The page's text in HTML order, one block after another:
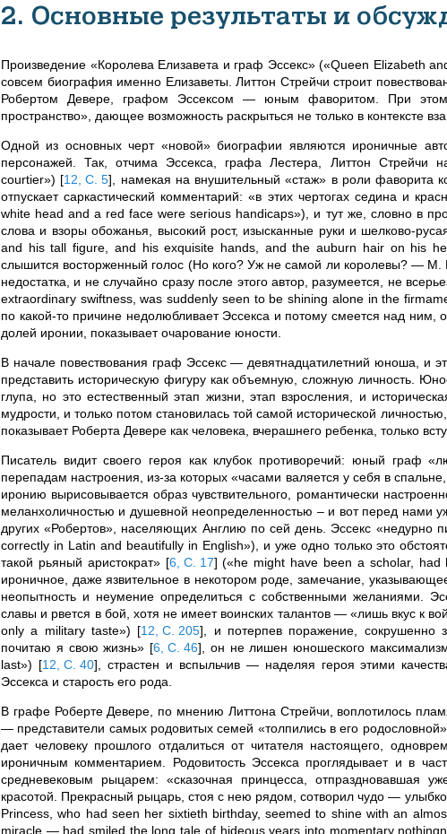
2. Основные результаты и
Произведение «Королева Елизавета и граф Эссекс» («Queen Elizabeth
совсем биография именно Елизаветы. Литтон Стрейчи строит
Робертом Девере, графом Эссексом — юным фаворитом. При этом
пространство», дающее возможность раскрыться не только в контексте
Одной из основных черт «новой» биографии являются ироничные
персонажей. Так, отчима Эссекса, графа Лестера, Литтон Стрейчи
courtier») [12, С. 5] , намекая на внушительный «стаж» в роли фаворита
отпускает саркастический комментарий: «в этих чертогах седина и
white head and a red face were serious handicaps»), и тут же, словно в
слова и взоры обожанья, высокий рост, изысканные руки и шелково-
and his tall figure, and his exquisite hands, and the auburn hair on his
слышится восторженный голос (Но кого? Уж не самой ли королевы? — М.
недостатка, и не случайно сразу после этого автор, разумеется, не
extraordinary swiftness, was suddenly seen to be shining alone in the
по какой-то причине недолюбливает Эссекса и потому смеется над ним,
долей иронии, показывает очарование юности.
В начале повествования граф Эссекс — девятнадцатилетний юноша, и
представить историческую фигуру как объемную, сложную личность.
глупа, но это естественный этап жизни, этап взросления, и
мудрости, и только потом становилась той самой исторической
показывает Роберта Девере как человека, вчерашнего ребенка, только
Писатель видит своего героя как клубок противоречий: юный граф
перепадам настроения, из-за которых «часами валяется у себя в
иронию вырисовывается образ чувствительного, романтически
меланхоличностью и душевной неопределенностью – и вот перед нами
других «Робертов», населяющих Англию по сей день. Эссекс «недурно
correctly in Latin and beautifully in English»), и уже одно только это
такой рьяный аристократ» [6, С. 17] («he might have been a scholar,
ироничное, даже язвительное в некотором роде, замечание,
неопытность и неумение определиться с собственными желаниями.
славы и рвется в бой, хотя не имеет воинских талантов — «лишь вкус к
only a military taste») [12, С. 205] , и потерпев поражение,
почитаю я свою жизнь» [6, С. 46] , он не лишен юношеского
last») [12, С. 40] , страстен и вспыльчив — наделяя героя этими
Эссекса и старость его рода.
В графе Роберте Девере, по мнению Литтона Стрейчи, воплотилось
— представители самых родовитых семей «толпились в его
дает человеку прошлого отдалиться от читателя настоящего,
ироничным комментарием. Родовитость Эссекса проглядывает и в
средневековым рыцарем: «сказочная принцесса, отпраздновавшая
красотой. Прекрасный рыцарь, стоя с нею рядом, сотворил чудо —
Princess, who had seen her sixtieth birthday, seemed to shine with an
miracle — had smiled the long tale of hideous years into momentary